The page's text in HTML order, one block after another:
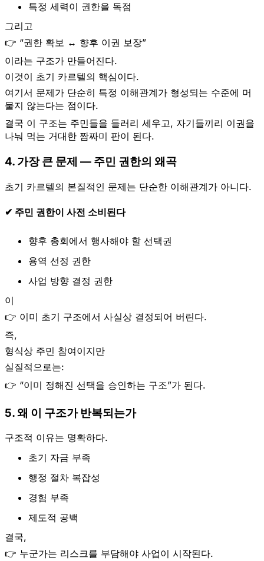
특정 세력이 권한을 독점
그리고
👉 “권한 확보 ↔ 향후 이권 보장”
이라는 구조가 만들어진다.
이것이 초기 카르텔의 핵심이다.
여기서 문제가 단순히 특정 이해관계가 형성되는 수준에 머
물지 않는다는 점이다.
결국 이 구조는 주민들을 들러리 세우고, 자기들끼리 이권을
나눠 먹는 거대한 짬짜미 판이 된다.
4. 가장 큰 문제 — 주민 권한의 왜곡
초기 카르텔의 본질적인 문제는 단순한 이해관계가 아니다.
✔ 주민 권한이 사전 소비된다
향후 총회에서 행사해야 할 선택권
용역 선정 권한
사업 방향 결정 권한
이
👉 이미 초기 구조에서 사실상 결정되어 버린다.
즉,
형식상 주민 참여이지만
실질적으로는:
👉 “이미 정해진 선택을 승인하는 구조”가 된다.
5. 왜 이 구조가 반복되는가
구조적 이유는 명확하다.
초기 자금 부족
행정 절차 복잡성
경험 부족
제도적 공백
결국,
👉 누군가는 리스크를 부담해야 사업이 시작된다.